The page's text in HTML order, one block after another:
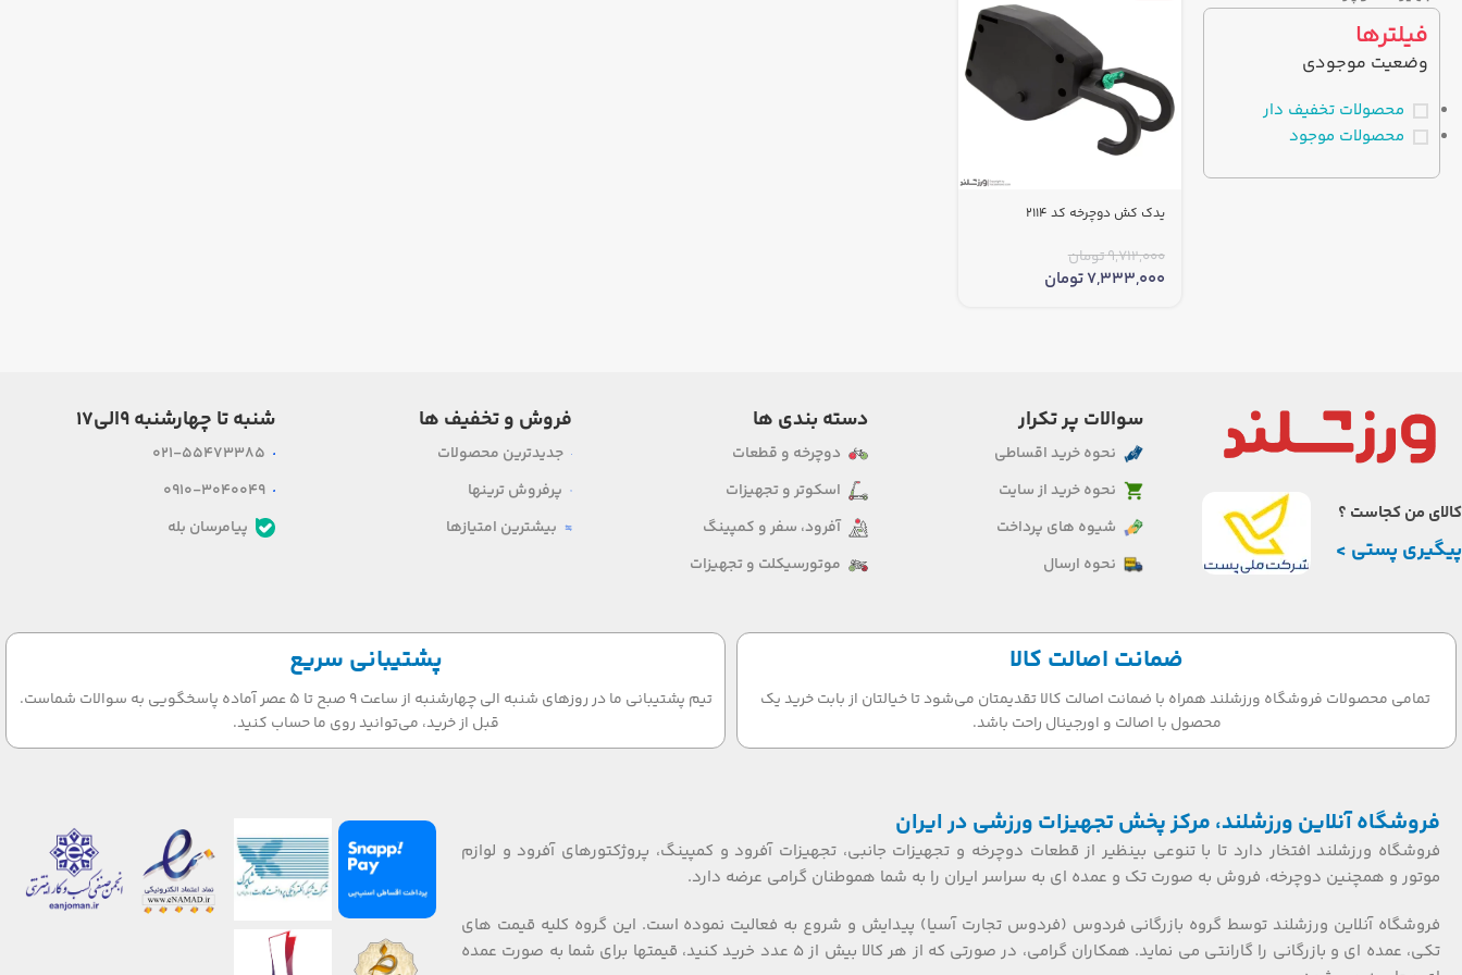
فیلترها
وضعیت موجودی
محصولات تخفیف دار
محصولات موجود
یدک کش دوچرخه کد 2114
9,712,000تومان
7,333,000تومان
کالای من کجاست ؟
پیگیری پستی >
سوالات پر تکرار
نحوه خرید اقساطی
نحوه خرید از سایت
شیوه های پرداخت
نحوه ارسال
دسته بندی ها
دوچرخه و قطعات
اسکوتر و تجهیزات
آفرود، سفر و کمپینگ
موتورسیکلت و تجهیزات
فروش و تخفیف ها
جدیدترین محصولات
پرفروش ترینها
بیشترین امتیازها
شنبه تا چهارشنبه ۹الی۱۷
021-55473385
0910-3040049
پیامرسان بله
ضمانت اصالت کالا
تمامی محصولات فروشگاه ورزشلند همراه با ضمانت اصالت کالا تقدیمتان می‌شود تا خیالتان از بابت خرید یک
محصول با اصالت و اورجینال راحت باشد.
پشتیبانی سریع
تیم پشتیبانی ما در روزهای شنبه الی چهارشنبه از ساعت 9 صبح تا 5 عصر آماده پاسخگویی به سوالات شماست.
قبل از خرید، می‌توانید روی ما حساب کنید.
فروشگاه آنلاین ورزشلند، مرکز پخش تجهیزات ورزشی در ایران
فروشگاه ورزشلند افتخار دارد تا با تنوعی بینظیر از قطعات دوچرخه و تجهیزات جانبی، تجهیزات آفرود و کمپینگ، پروژکتورهای آفرود و لوازم
موتور و همچنین دوچرخه، فروش به صورت تک و عمده ای به سراسر ایران را به شما هموطنان گرامی عرضه دارد.
فروشگاه آنلاین ورزشلند توسط گروه بازرگانی فردوس (فردوس تجارت آسیا) پیدایش و شروع به فعالیت نموده است. این گروه کلیه قیمت های
تکی، عمده ای و بازرگانی را گارانتی می نماید. همکاران گرامی، در صورتی که از هر کالا بیش از ۵ عدد خرید کنید، قیمتها برای شما به صورت عمده